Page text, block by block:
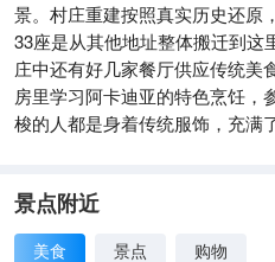
景。村庄重建按照真实历史还原
33座是从其他地址整体搬迁到这
庄中还有好几家餐厅供应传统美
房里学习阿卡迪亚的特色烹饪，
梭的人都是身着传统服饰，充满
景点附近
美食 景点 购物